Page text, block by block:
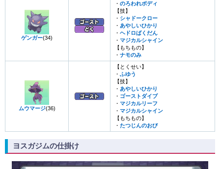
ゲンガー(34)
・ のろわれボディ
【技】
・ シャドークロー
・ あやしいひかり
・ ヘドロばくだん
・ マジカルシャイン
【もちもの】
・ ナモのみ
ムウマージ(36)
【とくせい】
・ ふゆう
【技】
・ あやしいひかり
・ ゴーストダイブ
・ マジカルリーフ
・ マジカルシャイン
【もちもの】
・ たつじんのおび
ヨスガジムの仕掛け